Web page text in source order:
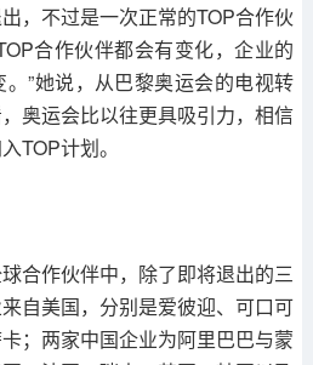
，不过是一次正常的TOP合作伙
合作伙伴都会有变化，企业的
”她说，从巴黎奥运会的电视转
奥运会比以往更具吸引力，相信
TOP计划。
合作伙伴中，除了即将退出的三
自美国，分别是爱彼迎、可口可
；两家中国企业为阿里巴巴与蒙